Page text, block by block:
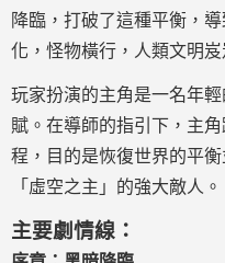
降臨，打破了這種平衡，
化，怪物橫行，人類文明岌
玩家扮演的主角是一名年
賦。在導師的指引下，主
程，目的是恢復世界的平
「虛空之主」的強大敵人。
主要劇情線：